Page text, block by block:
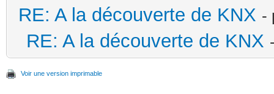
RE: A la découverte de KNX -
RE: A la découverte de KNX
Voir une version imprimable